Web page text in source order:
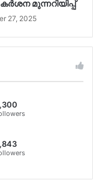
മുന്നറിയിപ്പ്
27, 2025